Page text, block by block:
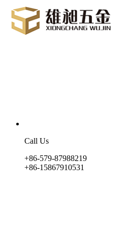
Call Us
+86-579-87988219
+86-15867910531